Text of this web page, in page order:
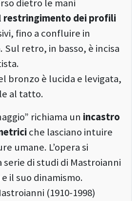
dietro le mani
restringimento dei profili
fino a confluire in
Sul retro, in basso, è incisa
bronzo è lucida e levigata,
al tatto.
richiama un incastro
che lasciano intuire
umane. L’opera si
serie di studi di Mastroianni
il suo dinamismo.
(1910-1998)